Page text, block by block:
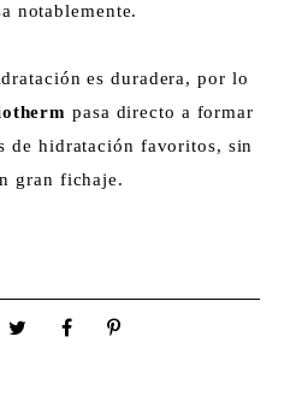
notablemente.
es duradera, por lo
pasa directo a formar
de hidratación favoritos, sin
gran fichaje.